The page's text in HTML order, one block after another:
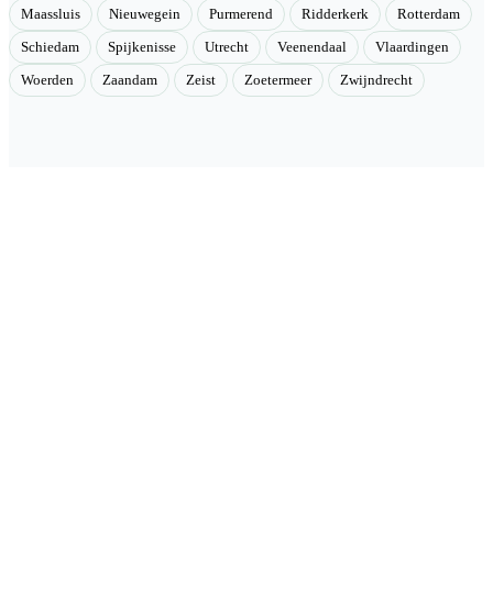
Maassluis Nieuwegein Purmerend Ridderkerk Rotterdam
Schiedam Spijkenisse Utrecht Veenendaal Vlaardingen
Woerden Zaandam Zeist Zoetermeer Zwijndrecht